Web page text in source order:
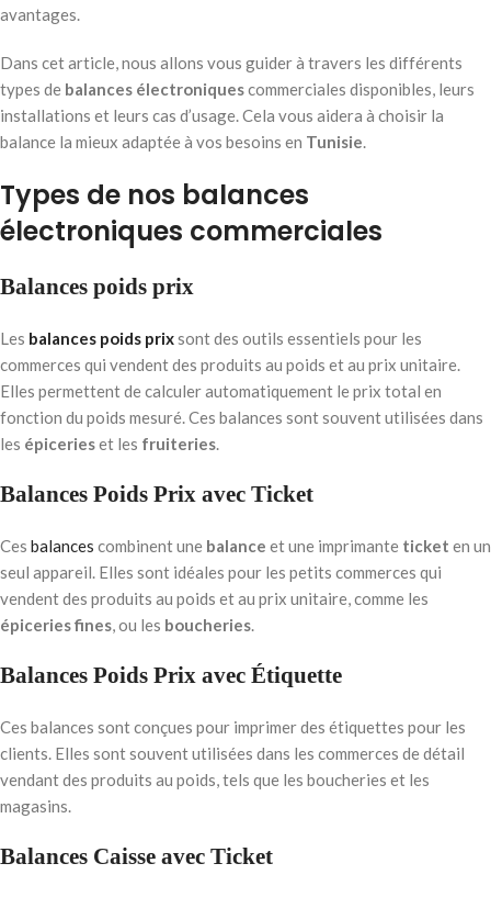
avantages.
Dans cet article, nous allons vous guider à travers les différents
types de balances électroniquescommerciales disponibles, leurs
installations et leurs cas d’usage. Cela vous aidera à choisir la
balance la mieux adaptée à vos besoins en Tunisie.
Types de nos balances
électroniques commerciales
Balances poids prix
Les balances poids prixsont des outils essentiels pour les
commerces qui vendent des produits au poids et au prix unitaire.
Elles permettent de calculer automatiquement le prix total en
fonction du poids mesuré. Ces balances sont souvent utilisées dans
les épicerieset les fruiteries.
Balances Poids Prix avec Ticket
Ces balances combinent une balance et une imprimante ticket en un
seul appareil. Elles sont idéales pour les petits commerces qui
vendent des produits au poids et au prix unitaire, comme les
épiceries fines, ou les boucheries.
Balances Poids Prix avec Étiquette
Ces balances sont conçues pour imprimer des étiquettes pour les
clients. Elles sont souvent utilisées dans les commerces de détail
vendant des produits au poids, tels que les boucheries et les
magasins.
Balances Caisse avec Ticket